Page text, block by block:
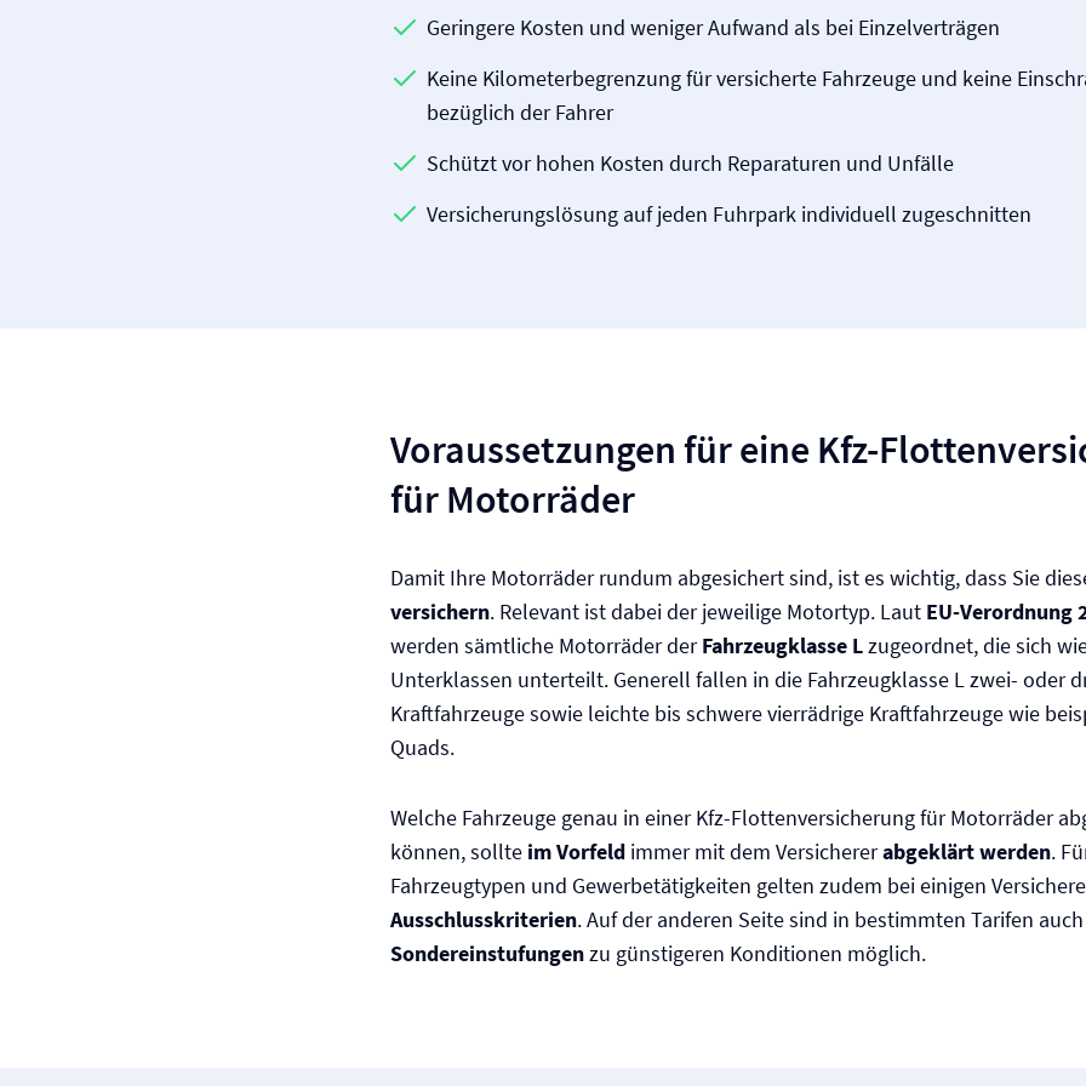
Geringere Kosten und weniger Aufwand als bei Einzelverträgen
Keine Kilometerbegrenzung für versicherte Fahrzeuge und keine
bezüglich der Fahrer
Schützt vor hohen Kosten durch Reparaturen und Unfälle
Versicherungs­lösung auf jeden Fuhrpark individuell zugeschnitten
Voraussetzungen für eine Kfz-
für Motorräder
Damit Ihre Motorräder rundum abgesichert sind, ist es wichtig, dass Sie
versichern. Relevant ist dabei der jeweilige Motortyp. Laut EU-Verordnung
werden sämtliche Motorräder derFahrzeugklasse Lzugeordnet, die sich
Unterklassen unterteilt. Generell fallen in die Fahrzeugklasse L zwei- oder
Kraftfahrzeuge sowie leichte bis schwere vierrädrige Kraftfahrzeuge wie
Quads.
Welche Fahrzeuge genau in einer Kfz-Flotten­versicherung für Motorräder
können, sollte im Vorfeld immer mit dem Versichererabgeklärt werden.
Fahrzeugtypen und Gewerbetätigkeiten gelten zudem bei einigen
Ausschlusskriterien. Auf der anderen Seite sind in bestimmten Tarifen auch
Sondereinstufungenzu günstigeren Konditionen möglich.